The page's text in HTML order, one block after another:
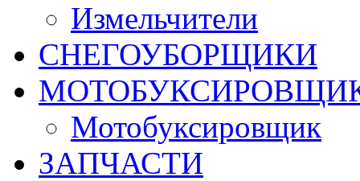
Измельчители
СНЕГОУБОРЩИКИ
Мотобуксировщик
ЗАПЧАСТИ